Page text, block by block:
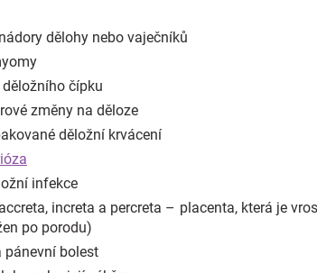
dělohy nebo vaječníků
čípku
změny na děloze
děložní krvácení
infekce
increta a percreta – placenta, která je
po porodu)
pánevní bolest